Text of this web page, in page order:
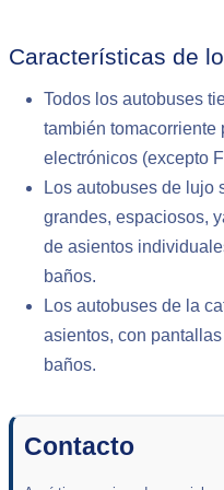
Características de
Todos los autobuses
también tomacorriente
electrónicos (excepto
Los autobuses de lujo
grandes, espaciosos,
de asientos
baños.
Los autobuses de la
asientos, con
baños.
Contacto